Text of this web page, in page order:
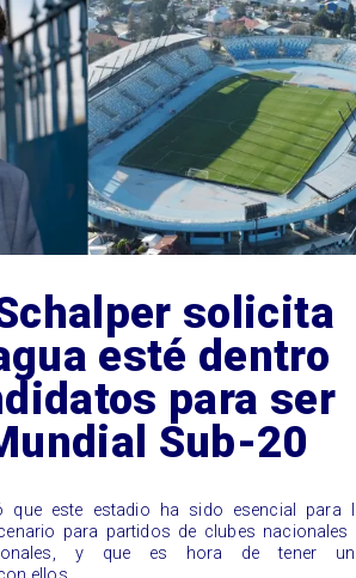
solicita
esté dentro
para ser
Sub-20
que este estadio ha sido esencial para
para partidos de clubes nacionales
y que es hora de tener